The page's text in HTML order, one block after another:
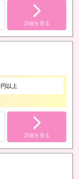
詳細を見る
円以上
詳細を見る